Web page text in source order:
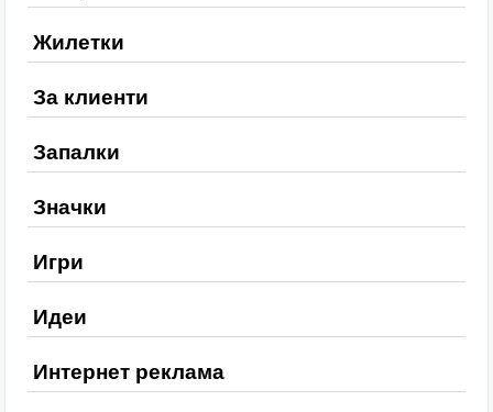
Жилетки
За клиенти
Запалки
Значки
Игри
Идеи
Интернет реклама